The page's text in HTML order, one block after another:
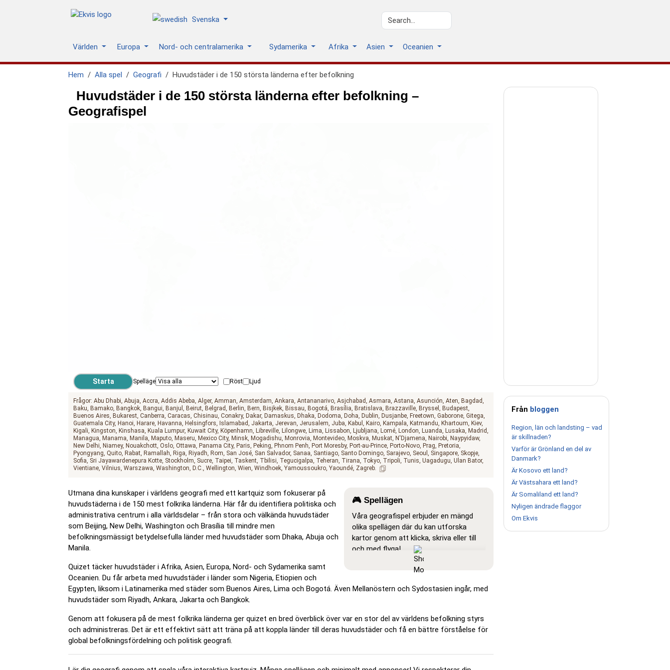
Svenska
Världen Europa Nord- och centralamerika Sydamerika Afrika Asien Oceanien
Hem Alla spel Geografi Huvudstäder i de 150 största länderna efter befolkning
Huvudstäder i de 150 största länderna efter befolkning –
Geografispel
Spelläge Röst Ljud
Frågor: Abu Dhabi Abuja Accra Addis Abeba Alger Amman Amsterdam Ankara Antananarivo Asjchabad Asmara Astana Asunción Aten
Bagdad
Baku
Bamako Bangkok Bangui Banjul Beirut Belgrad Berlin Bern Bisjkek Bissau Bogotá Brasília Bratislava Brazzaville Bryssel
Budapest
Buenos Aires
Bukarest Canberra Caracas Chisinau Conakry Dakar Damaskus Dhaka Dodoma Doha Dublin Dusjanbe Freetown Gaborone Gitega
Guatemala City Hanoi Harare Havanna Helsingfors Islamabad Jakarta Jerevan Jerusalem Juba Kabul Kairo Kampala Katmandu Khartoum
Kiev
Kigali
Kingston Kinshasa Kuala Lumpur Kuwait City Köpenhamn Libreville Lilongwe Lima Lissabon Ljubljana Lomé London Luanda Lusaka
Madrid
Managua
Manama Manila Maputo Maseru Mexico City Minsk Mogadishu Monrovia Montevideo Moskva Muskat N'Djamena Nairobi
Naypyidaw
New Delhi
Niamey Nouakchott Oslo Ottawa Panama City Paris Peking Phnom Penh Port Moresby Port-au-Prince Porto-Novo Prag
Pretoria
Pyongyang Quito Rabat Ramallah Riga Riyadh Rom San José San Salvador Sanaa Santiago Santo Domingo Sarajevo Seoul Singapore Skopje
Sofia Sri Jayawardenepura Kotte Stockholm Sucre Taipei Taskent Tbilisi Tegucigalpa Teheran Tirana Tokyo Tripoli Tunis Uagadugu Ulan Bator
Vientiane Vilnius Warszawa Washington, D.C. Wellington Wien Windhoek Yamoussoukro Yaoundé Zagreb
🎮 Spellägen
Våra geografispel erbjuder en mängd
olika spellägen där du kan utforska
kartor genom att klicka, skriva eller till
och med flyga!
: Ett läge där alla platser är
att studera och lära sig.
'Klicka på…', men när du för muspekaren
över en plats visas namnet.
Utmana dina kunskaper i världens geografi med ett kartquiz som fokuserar på
huvudstäderna i de 150 mest folkrika länderna. Här får du identifiera politiska och
administrativa centrum i alla världsdelar – från stora och välkända huvudstäder
som Beijing, New Delhi, Washington och Brasília till mindre men
befolkningsmässigt betydelsefulla länder med huvudstäder som Dhaka, Abuja och
Manila.
Quizet täcker huvudstäder i Afrika, Asien, Europa, Nord- och Sydamerika samt
Oceanien. Du får arbeta med huvudstäder i länder som Nigeria, Etiopien och
Egypten, liksom i Latinamerika med städer som Buenos Aires, Lima och Bogotá. Även Mellanöstern och Sydostasien ingår, med
huvudstäder som Riyadh, Ankara, Jakarta och Bangkok.
Genom att fokusera på de mest folkrika länderna ger quizet en bred överblick över var en stor del av världens befolkning styrs
och administreras. Det är ett effektivt sätt att träna på att koppla länder till deras huvudstäder och få en bättre förståelse för
global befolkningsfördelning och politisk geografi.
Från bloggen
Region, län och landsting – vad
är skillnaden?
Varför är Grönland en del av
Danmark?
Är Kosovo ett land?
Är Västsahara ett land?
Är Somaliland ett land?
Nyligen ändrade flaggor
Om Ekvis